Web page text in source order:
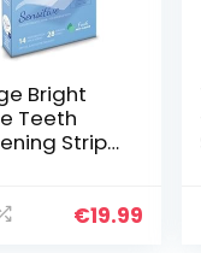
Bright
Teeth
Strips
zachte€19.99